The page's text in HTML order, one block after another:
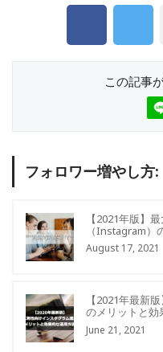
この記事
フォロワー増やし方:
【2021年版】
（Instagram）
August 17, 2021
【2021年最新
のメリットと効
June 21, 2021